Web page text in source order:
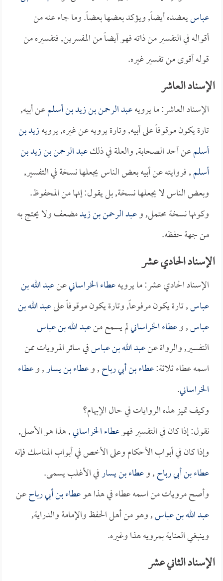
عباسيعضده أيضاً, ويؤكد بعضها بعضاً. وما جاء عنه من
أقواله في التفسير من ذاته فهو أيضاً من المفسرين, فتفسيره من
قوله أقوى من تفسير غيره.
الإسناد العاشر
الإسناد العاشر: ما يرويهعبد الرحمن بن زيد بن أسلمعن أبيه,
تارة يكون موقوفاً على أبيه, وتارة يرويه عن غيره, يرويهزيد بن
أسلمعن أحد الصحابة, والعلة في ذلكعبد الرحمن بن زيد بن
أسلم, فروايته عن أبيه بعض الناس يجعلها نسخة في التفسير,
وبعض الناس لا يجعلها نسخة, بل يقول: إنها من المحفوظ.
وكونها نسخة محتمل, وعبد الرحمن بن زيدمضعف ولا يحتج به
من جهة حفظه.
الإسناد الحادي عشر
الإسناد الحادي عشر: ما يرويهعطاء الخراسانيعنعبد الله بن
عباس, تارة يكون مرفوعاً, وتارة يكون موقوفاً علىعبد الله بن
عباس, وعطاء الخراسانيلم يسمع منعبد الله بن عباس
التفسير, والرواة عنعبد الله بن عباسفي سائر المرويات ممن
اسمه عطاء ثلاثة:عطاء بن أبي رباح, وعطاء بن يسار, وعطاء
الخراساني.
وكيف تميز هذه الروايات في حال الإبهام؟
نقول: إذا كان في التفسير فهوعطاء الخراساني, هذا هو الأصل,
وإذا كان في أبواب الأحكام وعلى الأخص في أبواب المناسك فإنه
عطاء بن أبي رباح, وعطاء بن يسارفي الأغلب يسمى.
وأصح مرويات من اسمه عطاء في هذا هوعطاء بن أبي رباحعن
عبد الله بن عباس, وهو من أهل الحفظ والإمامة والدراية,
وينبغي العناية بمرويه هذا وغيره.
الإسناد الثاني عشر